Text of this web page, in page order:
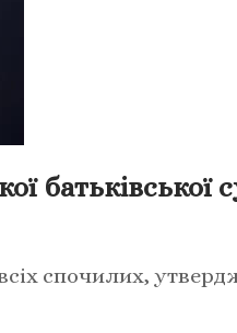
батьківської
спочилих,